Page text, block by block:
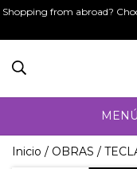
Shopping from abroad?
MENÚ
Inicio / OBRAS /